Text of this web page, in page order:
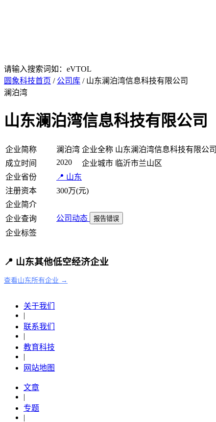
请输入搜索词如：eVTOL
圆象科技首页 / 公司库 / 山东澜泊湾信息科技有限公司
澜泊湾
山东澜泊湾信息科技有限公司
企业简称 澜泊湾 企业全称 山东澜泊湾信息科技有限公司
成立时间
2020 企业城市 临沂市兰山区
企业省份
📍 山东
注册资本
300万(元)
企业简介
企业查询
公司动态 报告错误
企业标签
📍 山东其他低空经济企业
查看山东所有企业 →
关于我们
|
联系我们
|
教育科技
|
网站地图
文章
|
专题
|